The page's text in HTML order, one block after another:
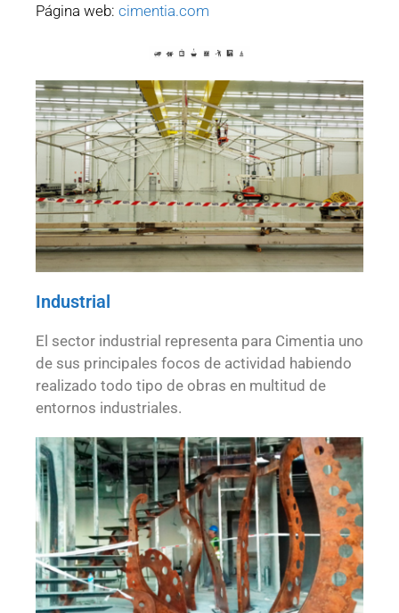
Página web: cimentia.com
Industrial
El sector industrial representa para Cimentia uno
de sus principales focos de actividad habiendo
realizado todo tipo de obras en multitud de
entornos industriales.